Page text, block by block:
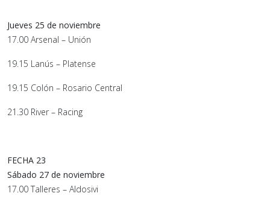
Jueves 25 de noviembre
17.00 Arsenal – Unión
19.15 Lanús – Platense
19.15 Colón – Rosario Central
21.30 River – Racing
FECHA 23
Sábado 27 de noviembre
17.00 Talleres – Aldosivi